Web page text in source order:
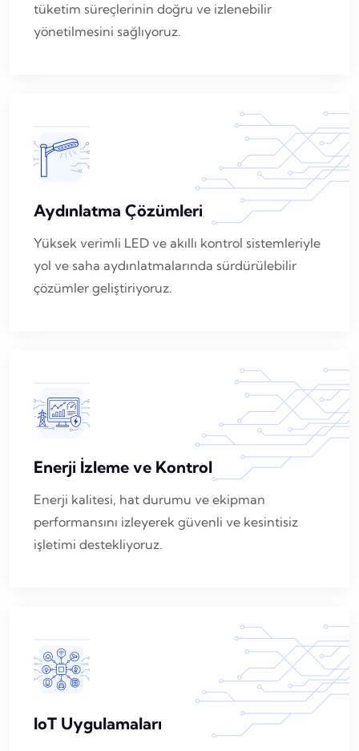
tüketim süreçlerinin doğru ve izlenebilir
yönetilmesini sağlıyoruz.
Aydınlatma Çözümleri
Yüksek verimli LED ve akıllı kontrol sistemleriyle
yol ve saha aydınlatmalarında sürdürülebilir
çözümler geliştiriyoruz.
Enerji İzleme ve Kontrol
Enerji kalitesi, hat durumu ve ekipman
performansını izleyerek güvenli ve kesintisiz
işletimi destekliyoruz.
IoT Uygulamaları